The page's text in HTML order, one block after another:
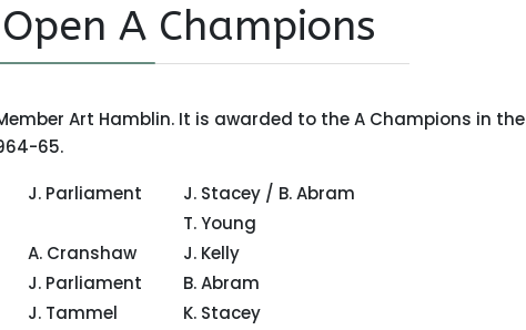
A Champions
Art Hamblin. It is awarded to the A Champions in the
65.
J. Parliament
J. Stacey / B. Abram
T. Young
A. Cranshaw
J. Kelly
J. Parliament
B. Abram
J. Tammel
K. Stacey